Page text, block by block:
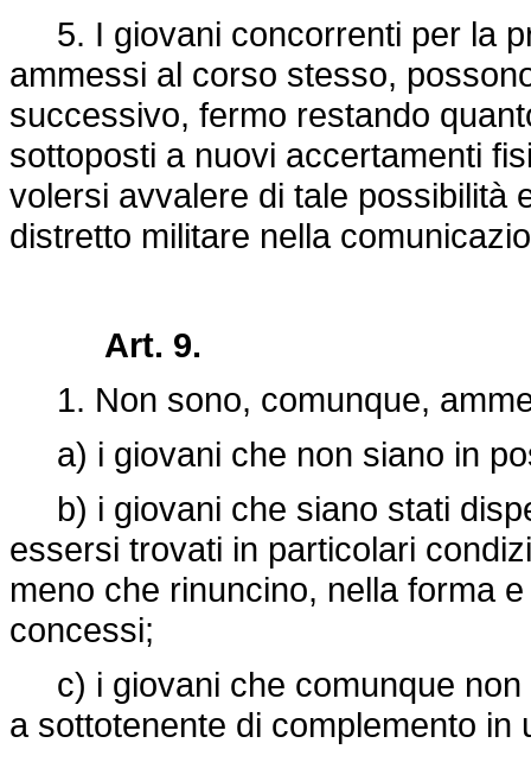
5. I giovani concorrenti per la
ammessi al corso stesso,
successivo, fermo restando
sottoposti a nuovi accertamenti
volersi avvalere di tale possibilità
distretto militare nella
Art. 9.
1. Non sono, comunque,
a) i giovani che non siano in
b) i giovani che siano stati
essersi trovati in particolari
meno che rinuncino, nella forma
concessi;
c) i giovani che comunque non
a sottotenente di complemento in